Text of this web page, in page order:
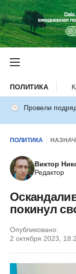
ПОЛИТИКА
Провели
ПОЛИТИКА
Виктор
Редактор
покинул
Опубликовано:
2 октября 2023,